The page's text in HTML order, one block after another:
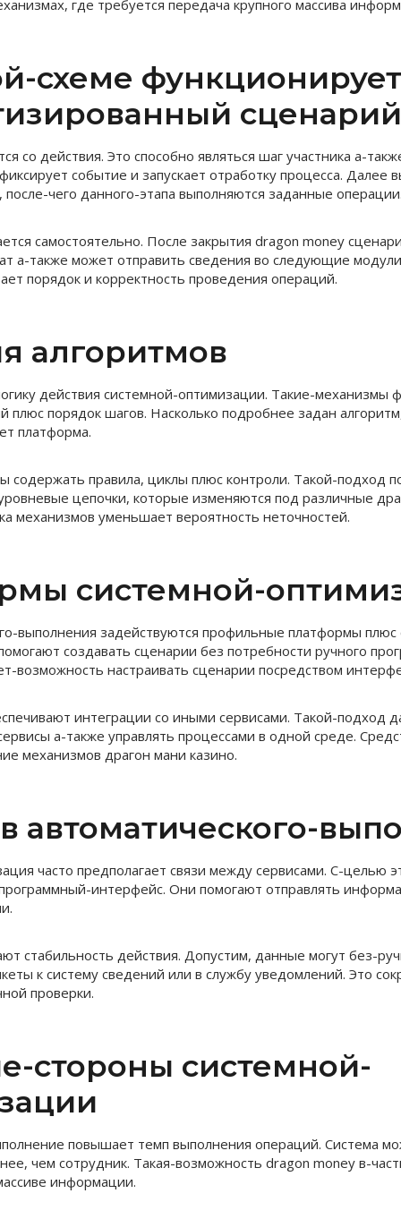
где требуется передача крупного массива
схеме функционирует
сценарий
со действия. Это способно являться шаг участника а-
событие и запускает отработку процесса. Далее
после-чего данного-этапа выполняются заданные
самостоятельно. После закрытия dragon money
а-также может отправить сведения во следующие
порядок и корректность проведения операций.
алгоритмов
действия системной-оптимизации. Такие-механизмы
плюс порядок шагов. Насколько подробнее задан
платформа.
содержать правила, циклы плюс контроли. Такой-подход
цепочки, которые изменяются под различные
механизмов уменьшает вероятность неточностей.
системной-
выполнения задействуются профильные платформы
создавать сценарии без потребности ручного
возможность настраивать сценарии посредством
интеграции со иными сервисами. Такой-подход
а-также управлять процессами в одной среде.
механизмов драгон мани казино.
автоматического-
часто предполагает связи между сервисами. С-целью
интерфейс. Они помогают отправлять
стабильность действия. Допустим, данные могут без-
к систему сведений или в службу уведомлений. Это
проверки.
стороны системной-
повышает темп выполнения операций. Система
чем сотрудник. Такая-возможность dragon money в-
информации.